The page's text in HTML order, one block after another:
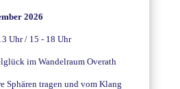
2026
Uhr / 15 - 18 Uhr
im Wandelraum Overath
Sphären tragen und vom Klang